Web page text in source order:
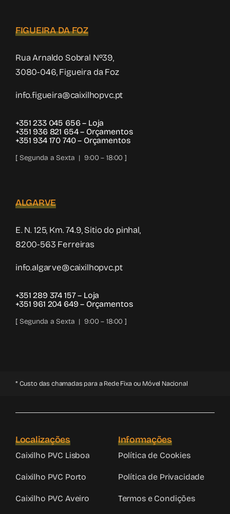
FIGUEIRA DA FOZ
Rua Arnaldo Sobral Nº39,
3080-046, Figueira da Foz
info.figueira@caixilhopvc.pt
+351 233 045 656– Loja
+351 936 821 654– Orçamentos
+351 934 170 740– Orçamentos
[ Segunda a Sexta | 9:00 – 18:00 ]
ALGARVE
E. N. 125, Km. 74.9, Sitio do pinhal,
8200-563 Ferreiras
info.algarve@caixilhopvc.pt
+351 289 374 157– Loja
+351 961 204 649– Orçamentos
[ Segunda a Sexta | 9:00 – 18:00 ]
* Custo das chamadas para a Rede Fixa ou Móvel Nacional
Localizações
Caixilho PVC Lisboa
Caixilho PVC Porto
Caixilho PVC Aveiro
Informações
Política de Cookies
Política de Privacidade
Termos e Condições